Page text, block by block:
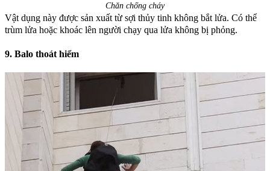
Chăn chống cháy
Vật dụng này được sản xuất từ sợi thủy tinh không bắt lửa. Có thể
trùm lửa hoặc khoác lên người chạy qua lửa không bị phỏng.
9. Balo thoát hiểm